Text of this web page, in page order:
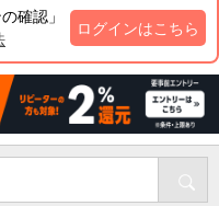
確認」
ログインはこちら